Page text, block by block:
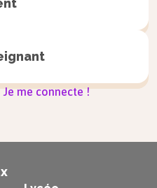
à l’unité.
Je me connecte !